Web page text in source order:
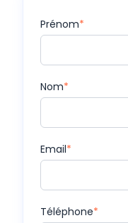
Prénom*
Nom*
Email*
Téléphone*